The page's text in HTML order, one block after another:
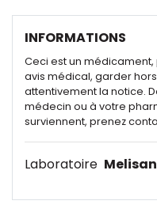
INFORMATIONS
Ceci est un médicament,
avis médical, garder
attentivement la notice.
médecin ou à votre
surviennent, prenez
Laboratoire